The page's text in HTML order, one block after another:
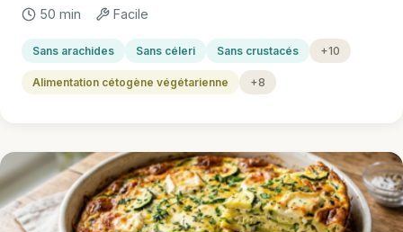
50 min Facile
Sans arachides Sans céleri Sans crustacés +10
Alimentation cétogène végétarienne +8